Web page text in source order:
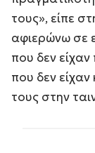
τους», είπε
αφιερώνω σε
που δεν
που δεν
τους στην